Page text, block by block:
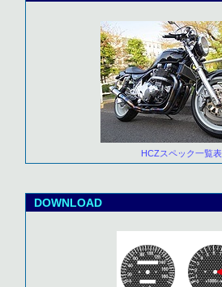
HCZスペック一覧表
DOWNLOAD